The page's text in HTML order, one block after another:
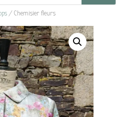
/ Chemisier fleurs